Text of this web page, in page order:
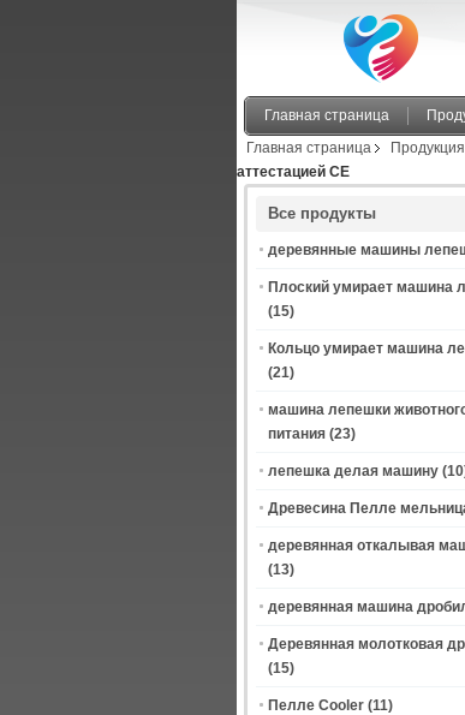
Главная страница
Главная страница
Продукция
аттестацией CE
Все продукты
деревянные машины
Плоский умирает машина
(15)
Кольцо умирает машина
(21)
машина лепешки
питания (23)
лепешка делая машину
Древесина Пелле
деревянная откалывая
(13)
деревянная машина
Деревянная молотковая
(15)
Пелле Cooler (11)